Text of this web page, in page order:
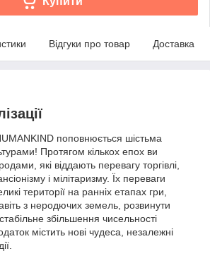
Відгуки про товар Доставка
поповнюється шістьма
Протягом кількох епох ви
які віддають перевагу торгівлі,
і мілітаризму. Їх переваги
території на ранніх етапах гри,
з неродючих земель, розвинути
збільшення чисельності
містить нові чудеса, незалежні